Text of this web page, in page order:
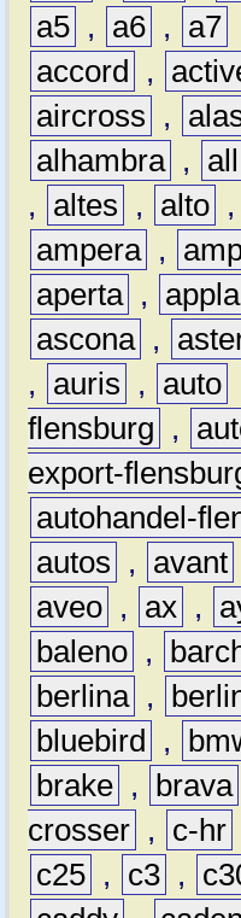
a5 , a6 , a7
accord
,
aircross
,
alhambra , all
,
altes , alto ,
ampera ,
aperta ,
ascona ,
,
auris , auto
flensburg
,
export-
autohandel-
autos
, avant
aveo , ax ,
baleno ,
berlina ,
bluebird
,
brake , brava
crosser , c-hr
c25 , c3 ,